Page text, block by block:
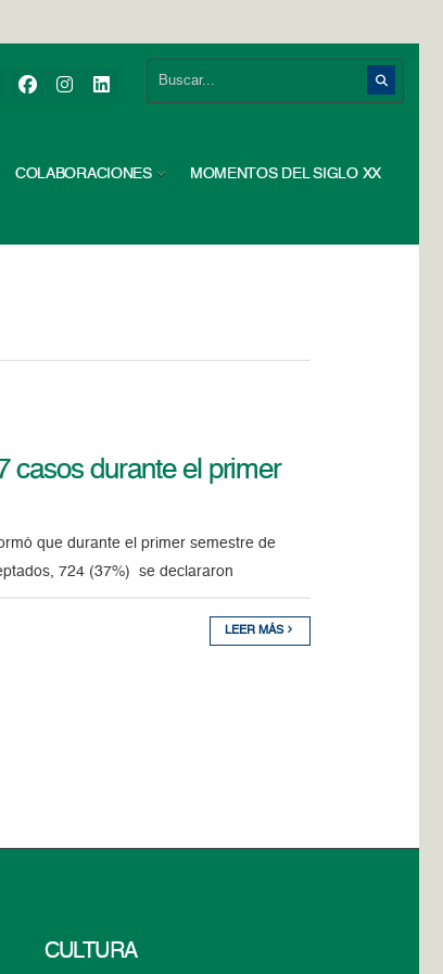
COLABORACIONES MOMENTOS DEL SIGLO XX
casos durante el primer
que durante el primer semestre de
724 (37%) se declararon
LEER MÁS
CULTURA